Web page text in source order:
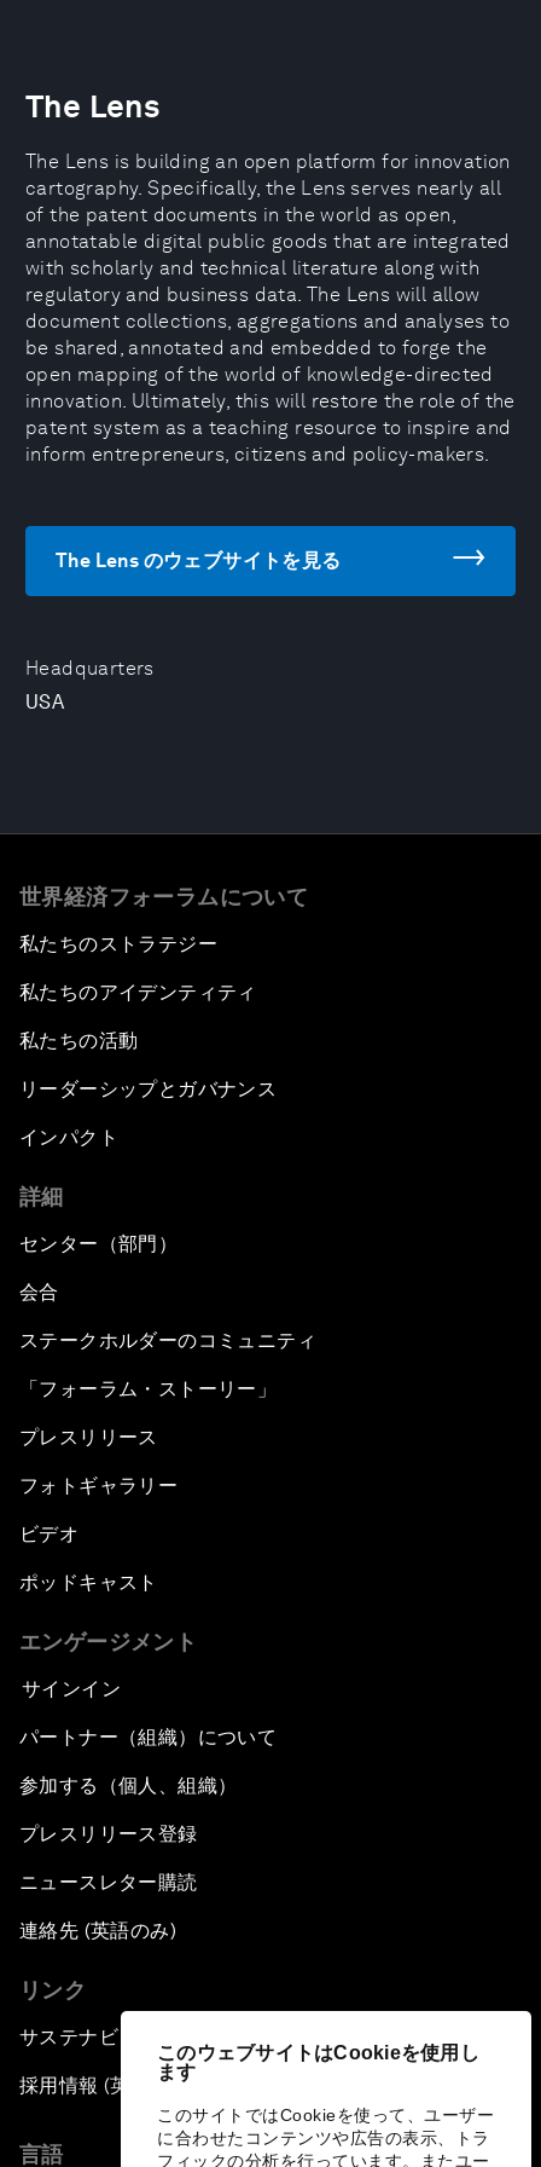
このウェブサイトはCookieを使用し
ます
このサイトではCookieを使って、ユーザー
に合わせたコンテンツや広告の表示、トラ
フィックの分析を行っています。またユー
Headquarters
USA
The Lens
The Lens is building an open platform for innovation
cartography. Specifically, the Lens serves nearly all
of the patent documents in the world as open,
annotatable digital public goods that are integrated
with scholarly and technical literature along with
regulatory and business data. The Lens will allow
document collections, aggregations and analyses to
be shared, annotated and embedded to forge the
open mapping of the world of knowledge-directed
innovation. Ultimately, this will restore the role of the
patent system as a teaching resource to inspire and
inform entrepreneurs, citizens and policy-makers.
The Lens のウェブサイトを見る
世界経済フォーラムについて
私たちのストラテジー
私たちのアイデンティティ
私たちの活動
リーダーシップとガバナンス
インパクト
詳細
センター（部門）
会合
ステークホルダーのコミュニティ
「フォーラム・ストーリー」
プレスリリース
フォトギャラリー
ビデオ
ポッドキャスト
エンゲージメント
サインイン
パートナー（組織）について
参加する（個人、組織）
プレスリリース登録
ニュースレター購読
連絡先 (英語のみ)
リンク
サステナビリティへの取り組み
採用情報 (英語のみ)
言語